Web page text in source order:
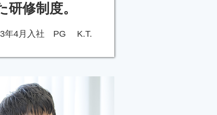
修制度。
年4月入社 PG K.T.